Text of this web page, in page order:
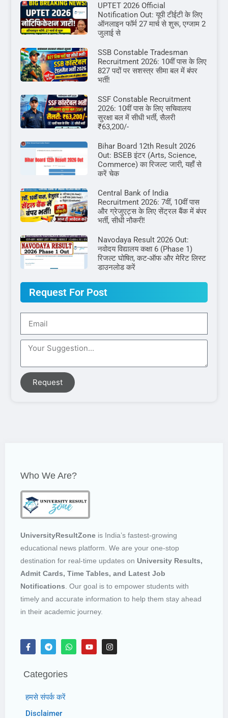
UPTET 2026 Official
Notification Out: यूपी टीईटी के लिए
ऑनलाइन फॉर्म 27 मार्च से शुरू, एग्जाम 2
जुलाई से
SSB Constable Tradesman
Recruitment 2026: 10वीं पास के लिए
827 पदों पर सशस्त्र सीमा बल में बंपर
भर्ती!
SSF Constable Recruitment
2026: 10वीं पास के लिए सचिवालय
सुरक्षा बल में सीधी भर्ती, सैलरी
₹63,200/-
Bihar Board 12th Result 2026
Out: BSEB इंटर (Arts, Science,
Commerce) का रिजल्ट जारी, यहाँ से
करें चेक
Central Bank of India
Recruitment 2026: 7वीं, 10वीं पास
और ग्रेजुएट्स के लिए सेंट्रल बैंक में बंपर
भर्ती, सीधी नौकरी!
Navodaya Result 2026 Out:
नवोदय विद्यालय कक्षा 6 (Phase 1)
रिजल्ट घोषित, कट-ऑफ और मेरिट लिस्ट
डाउनलोड करें
Request For Post
Request
Who We Are?
UniversityResultZone is India’s fastest-growing
educational news platform. We are your one-stop
destination for real-time updates on University Results,
Admit Cards, Time Tables, and Latest Job
Notifications. Our goal is to empower students with
timely and accurate information to help them stay ahead
in their academic journey.
Categories
हमसे संपर्क करें
Disclaimer